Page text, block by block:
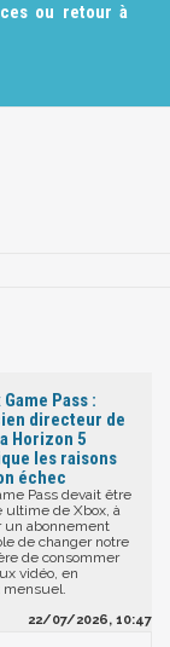
ou retour à
Pass :
directeur de
Horizon 5
les raisons
échec
Pass devait être
ultime de Xbox, à
un abonnement
de changer notre
de consommer
vidéo, en
22/07/2026, 10:47